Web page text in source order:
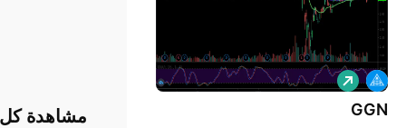
GGN
ش
ر
ا
مشاهدة كل